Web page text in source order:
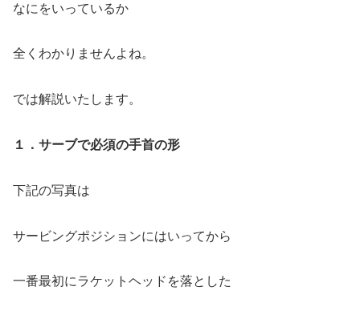
なにをいっているか
全くわかりませんよね。
では解説いたします。
１．サーブで必須の手首の形
下記の写真は
サービングポジションにはいってから
一番最初にラケットヘッドを落とした